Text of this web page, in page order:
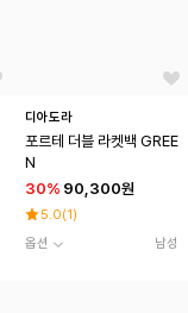
디아도라
포르테 더블 라켓백 GREE
N
30% 90,300원
5.0(1)
옵션
남성